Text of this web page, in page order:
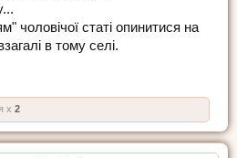
чоловічої статі опинитися на
в тому селі.
x 2